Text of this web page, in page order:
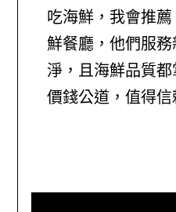
吃海鮮，我會推
鮮餐廳，他們服
淨，且海鮮品質都
價錢公道，值得信